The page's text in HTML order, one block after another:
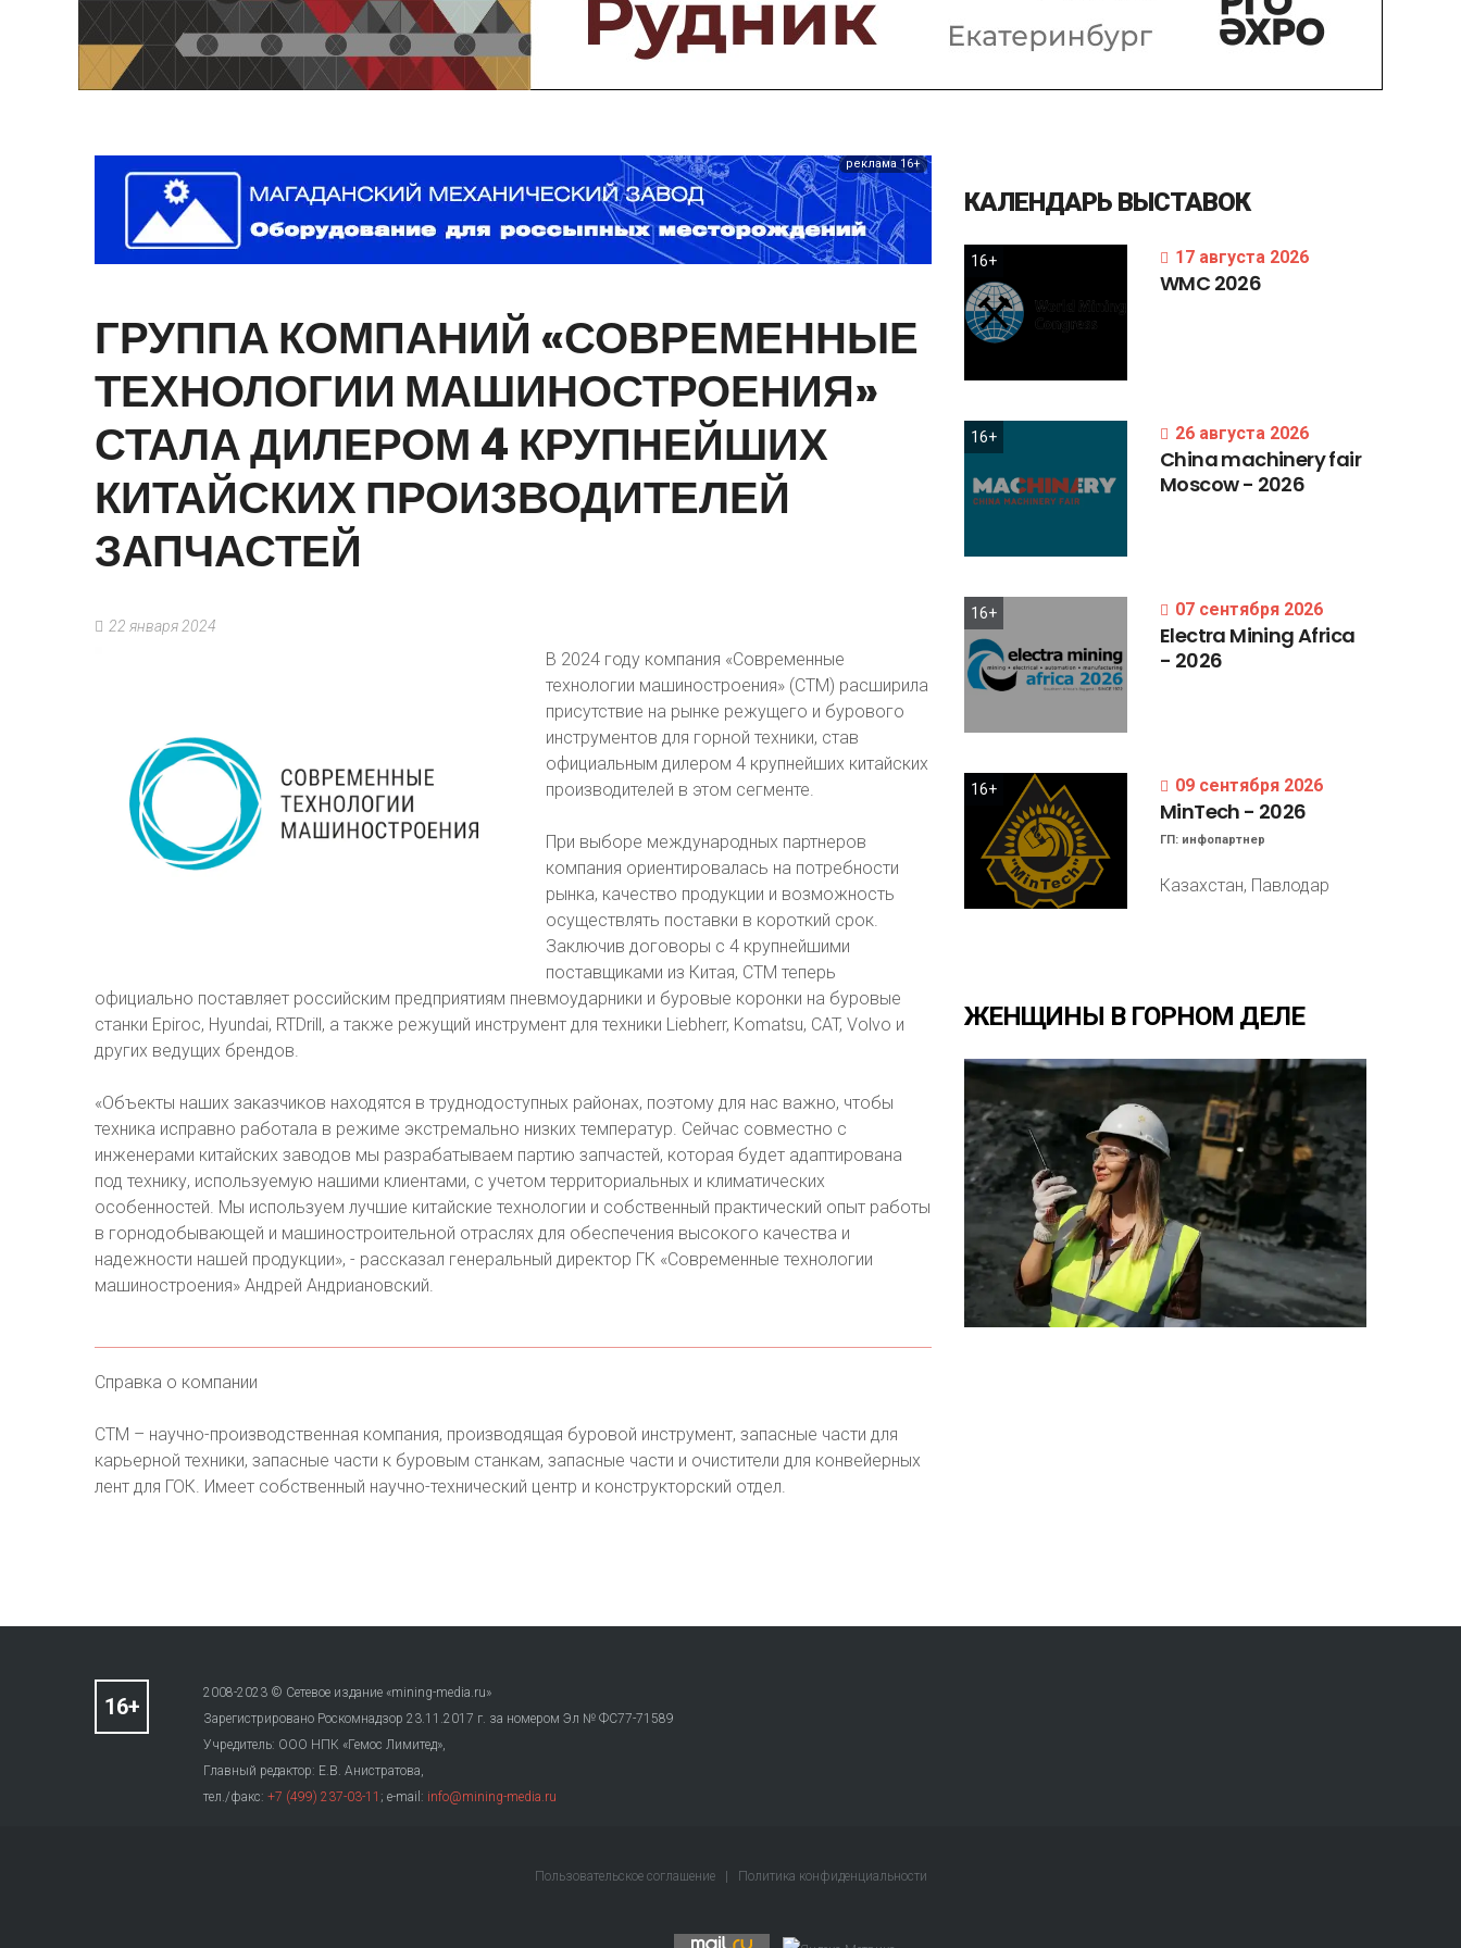
Предприятия и компании
Интервью
Выставки, Конференции
реклама 16+
ГРУППАКОМПАНИЙ «СОВРЕМЕННЫЕ
ТЕХНОЛОГИИ МАШИНОСТРОЕНИЯ»
СТАЛАДИЛЕРОМ 4 КРУПНЕЙШИХ
КИТАЙСКИХПРОИЗВОДИТЕЛЕЙ
ЗАПЧАСТЕЙ
22 января 2024
В 2024 году компания «Современные
технологии машиностроения» (СТМ) расширила
присутствие на рынке режущего и бурового
инструментов для горной техники, став
официальным дилером 4 крупнейших китайских
производителей в этом сегменте.
При выборе международных партнеров
компания ориентировалась на потребности
рынка, качество продукции и возможность
осуществлять поставки в короткий срок.
Заключив договоры с 4 крупнейшими
поставщиками из Китая, СТМ теперь
официально поставляет российским предприятиям пневмоударники и буровые коронки на буровые
станки Epiroc, Hyundai, RTDrill, а также режущий инструмент для техники Liebherr, Komatsu, CAT, Volvo и
других ведущих брендов.
«Объекты наших заказчиков находятся в труднодоступных районах, поэтому для нас важно, чтобы
техника исправно работала в режиме экстремально низких температур. Сейчас совместно с
инженерами китайских заводов мы разрабатываем партию запчастей, которая будет адаптирована
под технику, используемую нашими клиентами, с учетом территориальных и климатических
особенностей. Мы используем лучшие китайские технологии и собственный практический опыт работы
в горнодобывающей и машиностроительной отраслях для обеспечения высокого качества и
надежности нашей продукции», - рассказал генеральный директор ГК «Современные технологии
машиностроения» Андрей Андриановский.
Справка о компании
СТМ – научно-производственная компания, производящая буровой инструмент, запасные части для
карьерной техники, запасные части к буровым станкам, запасные части и очистители для конвейерных
лент для ГОК. Имеет собственный научно-технический центр и конструкторский отдел.
КАЛЕНДАРЬ ВЫСТАВОК
16+ 17 августа 2026
WMC 2026
16+ 26 августа 2026
Chinamachineryfair
Moscow- 2026
16+ 07 сентября 2026
Electra MiningAfrica
- 2026
16+ 09 сентября 2026
MinTech - 2026
ГП: инфопартнер
Казахстан, Павлодар
ЖЕНЩИНЫ В ГОРНОМ ДЕЛЕ
2008-2023 © Сетевое издание «mining-media.ru»
Зарегистрировано Роскомнадзор 23.11.2017 г. за номером Эл № ФС77-71589
Учредитель: ООО НПК «Гемос Лимитед»,
Главный редактор: Е.В. Анистратова,
тел./факс: +7 (499) 237-03-11 ; e-mail: info@mining-media.ru
Пользовательское соглашение Политика конфиденциальности